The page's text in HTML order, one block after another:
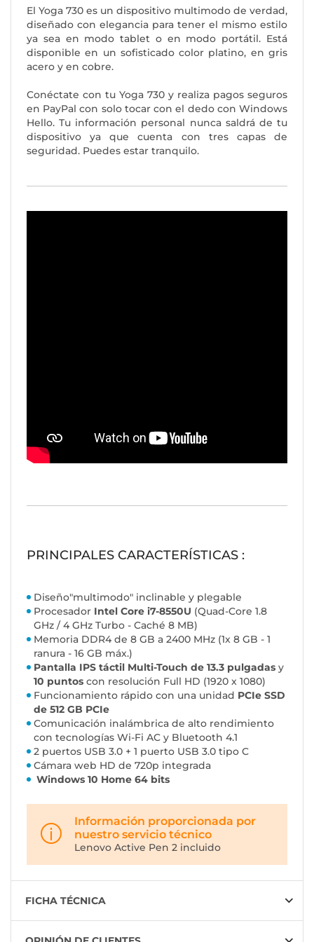
El Yoga 730 es un dispositivo multimodo de verdad,
diseñado con elegancia para tener el mismo estilo
ya sea en modo tablet o en modo portátil. Está
disponible en un sofisticado color platino, en gris
acero y en cobre.
Conéctate con tu Yoga 730 y realiza pagos seguros
en PayPal con solo tocar con el dedo con Windows
Hello. Tu información personal nunca saldrá de tu
dispositivo ya que cuenta con tres capas de
seguridad. Puedes estar tranquilo.
PRINCIPALES CARACTERÍSTICAS :
Diseño"multimodo" inclinable y plegable
Procesador Intel Core i7-8550U (Quad-Core 1.8
GHz / 4 GHz Turbo - Caché 8 MB)
Memoria DDR4 de 8 GB a 2400 MHz (1x 8 GB - 1
ranura - 16 GB máx.)
Pantalla IPS táctil Multi-Touch de 13.3 pulgadas y
10 puntos con resolución Full HD (1920 x 1080)
Funcionamiento rápido con una unidad PCIe SSD
de 512 GB PCIe
Comunicación inalámbrica de alto rendimiento
con tecnologías Wi-Fi AC y Bluetooth 4.1
2 puertos USB 3.0 + 1 puerto USB 3.0 tipo C
Cámara web HD de 720p integrada
Windows 10 Home 64 bits
Información proporcionada por
nuestro servicio técnico
Lenovo Active Pen 2 incluido
FICHA TÉCNICA